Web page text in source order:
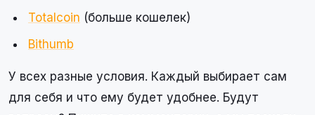
Totalcoin (больше кошелек)
Bithumb
У всех разные условия. Каждый выбирает сам
для себя и что ему будет удобнее. Будут